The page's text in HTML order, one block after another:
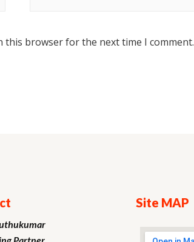
this browser for the next time I comment.
Site MAP